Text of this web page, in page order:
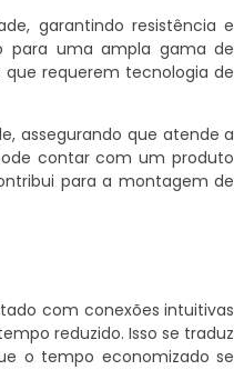
garantindo resistência e
para uma ampla gama de
que requerem tecnologia de
assegurando que atende a
contar com um produto
para a montagem de
com conexões intuitivas
reduzido. Isso se traduz
o tempo economizado se